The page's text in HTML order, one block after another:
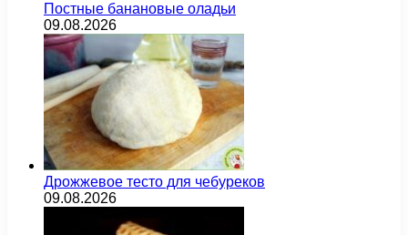
Постные банановые оладьи
09.08.2026
Дрожжевое тесто для чебуреков
09.08.2026